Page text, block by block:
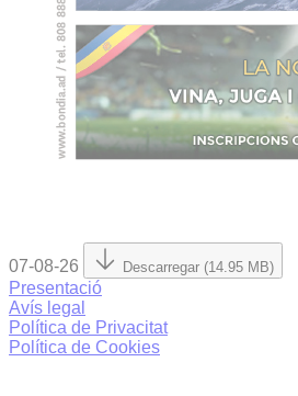
07-08-26 Descarregar (14.95 MB)
Presentació
Avís legal
Política de Privacitat
Política de Cookies